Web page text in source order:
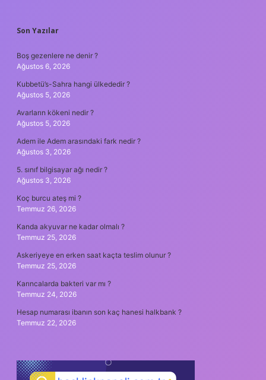
SIDEBAR
Son Yazılar
Boş gezenlere ne denir ?
Ağustos 6, 2026
Kubbetü’s-Sahra hangi ülkededir ?
Ağustos 5, 2026
Avarların kökeni nedir ?
Ağustos 5, 2026
Adem ile Adem arasındaki fark nedir ?
Ağustos 3, 2026
5. sınıf bilgisayar ağı nedir ?
Ağustos 3, 2026
Koç burcu ateş mi ?
Temmuz 26, 2026
Kanda akyuvar ne kadar olmalı ?
Temmuz 25, 2026
Askeriyeye en erken saat kaçta teslim olunur ?
Temmuz 25, 2026
Karıncalarda bakteri var mı ?
Temmuz 24, 2026
Hesap numarası ibanın son kaç hanesi halkbank ?
Temmuz 22, 2026